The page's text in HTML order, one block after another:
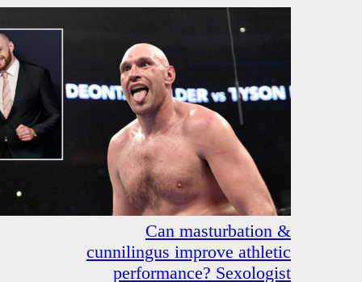
Can
cunnilingus
performance?